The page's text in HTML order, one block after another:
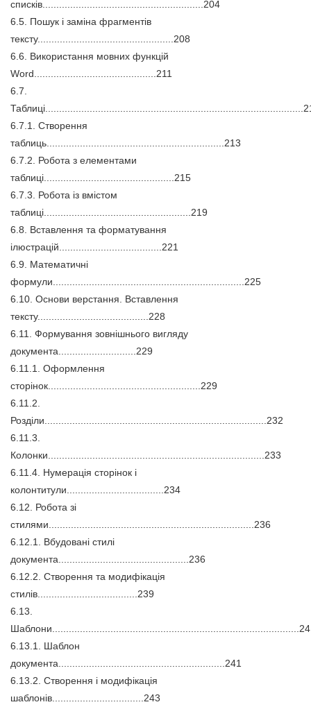
списків..........................................................204
6.5. Пошук і заміна фрагментів
тексту.................................................208
6.6. Використання мовних функцій
Word............................................211
6.7.
6.7.1. Створення
таблиць................................................................213
6.7.2. Робота з елементами
таблиці...............................................215
6.7.3. Робота із вмістом
таблиці.....................................................219
6.8. Вставлення та форматування
ілюстрацій.....................................221
6.9. Математичні
формули.....................................................................225
6.10. Основи верстання. Вставлення
тексту........................................228
6.11. Формування зовнішнього вигляду
документа............................229
6.11.1. Оформлення
сторінок.......................................................229
6.11.2.
Розділи................................................................................232
6.11.3.
Колонки..............................................................................233
6.11.4. Нумерація сторінок і
колонтитули...................................234
6.12. Робота зі
стилями..........................................................................236
6.12.1. Вбудовані стилі
документа...............................................236
6.12.2. Створення та модифікація
стилів....................................239
6.13.
6.13.1. Шаблон
документа............................................................241
6.13.2. Створення і модифікація
шаблонів.................................243